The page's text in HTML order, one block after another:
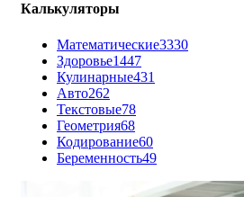
Калькуляторы
Математические3330
Здоровье1447
Кулинарные431
Авто262
Текстовые78
Геометрия68
Кодирование60
Беременность49